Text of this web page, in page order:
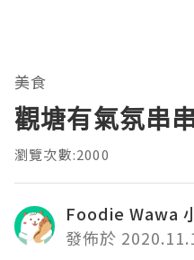
美食
觀塘有氣氛串
瀏覽次數:2000
Foodie Wawa
發佈於